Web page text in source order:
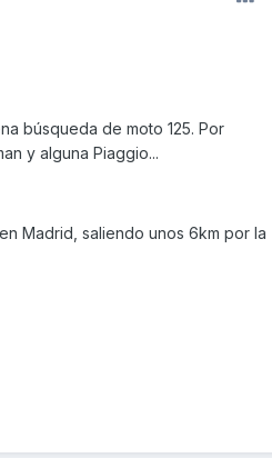
búsqueda de moto 125. Por
y alguna Piaggio...
Madrid, saliendo unos 6km por la